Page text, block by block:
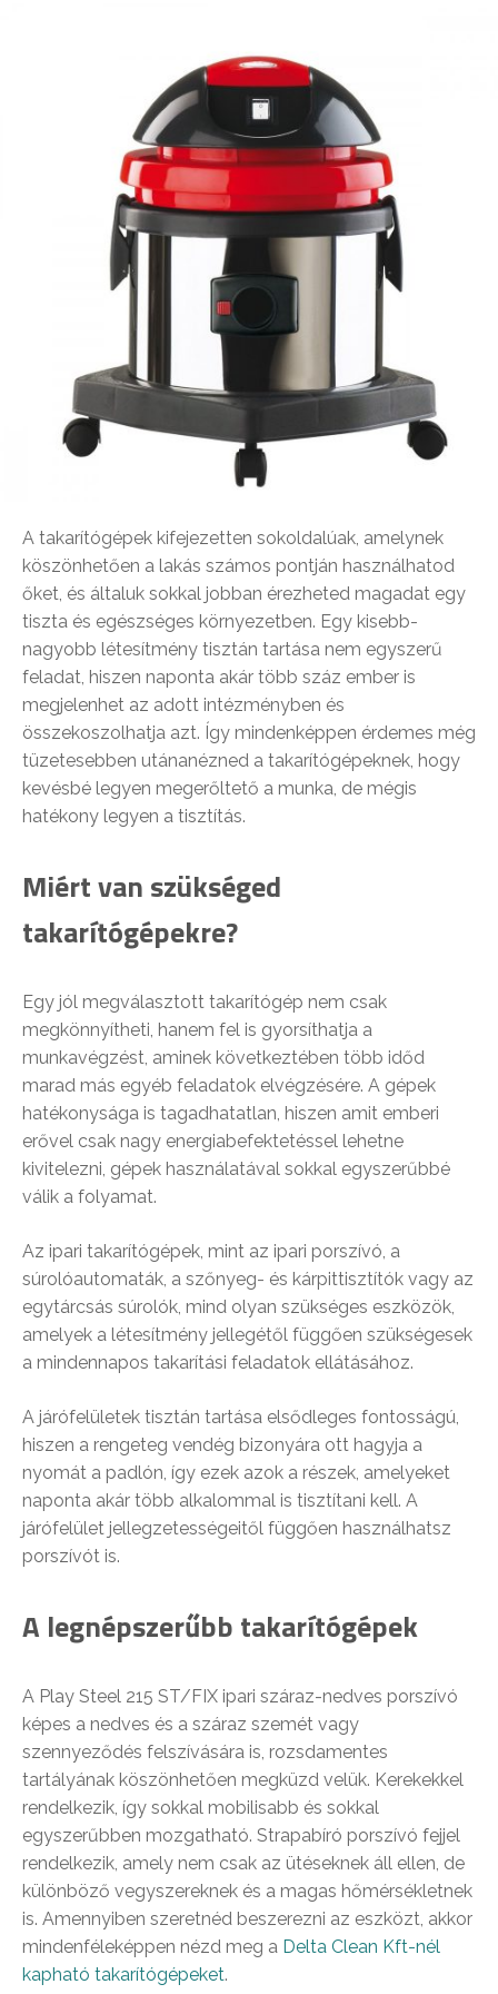
A takarítógépek kifejezetten sokoldalúak, amelynek
köszönhetően a lakás számos pontján használhatod
őket, és általuk sokkal jobban érezheted magadat egy
tiszta és egészséges környezetben. Egy kisebb-
nagyobb létesítmény tisztán tartása nem egyszerű
feladat, hiszen naponta akár több száz ember is
megjelenhet az adott intézményben és
összekoszolhatja azt. Így mindenképpen érdemes még
tüzetesebben utánanézned a takarítógépeknek, hogy
kevésbé legyen megerőltető a munka, de mégis
hatékony legyen a tisztítás.
Miért van szükséged
takarítógépekre?
Egy jól megválasztott takarítógép nem csak
megkönnyítheti, hanem fel is gyorsíthatja a
munkavégzést, aminek következtében több időd
marad más egyéb feladatok elvégzésére. A gépek
hatékonysága is tagadhatatlan, hiszen amit emberi
erővel csak nagy energiabefektetéssel lehetne
kivitelezni, gépek használatával sokkal egyszerűbbé
válik a folyamat.
Az ipari takarítógépek, mint az ipari porszívó, a
súrolóautomaták, a szőnyeg- és kárpittisztítók vagy az
egytárcsás súrolók, mind olyan szükséges eszközök,
amelyek a létesítmény jellegétől függően szükségesek
a mindennapos takarítási feladatok ellátásához.
A járófelületek tisztán tartása elsődleges fontosságú,
hiszen a rengeteg vendég bizonyára ott hagyja a
nyomát a padlón, így ezek azok a részek, amelyeket
naponta akár több alkalommal is tisztítani kell. A
járófelület jellegzetességeitől függően használhatsz
porszívót is.
A legnépszerűbb takarítógépek
A Play Steel 215 ST/FIX ipari száraz-nedves porszívó
képes a nedves és a száraz szemét vagy
szennyeződés felszívására is, rozsdamentes
tartályának köszönhetően megküzd velük. Kerekekkel
rendelkezik, így sokkal mobilisabb és sokkal
egyszerűbben mozgatható. Strapabíró porszívó fejjel
rendelkezik, amely nem csak az ütéseknek áll ellen, de
különböző vegyszereknek és a magas hőmérsékletnek
is. Amennyiben szeretnéd beszerezni az eszközt, akkor
mindenféleképpen nézd meg a Delta Clean Kft-nél
kapható takarítógépeket.